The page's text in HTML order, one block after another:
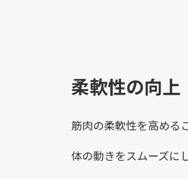
柔軟性の向上
筋肉の柔軟性を高める
体の動きをスムーズにし